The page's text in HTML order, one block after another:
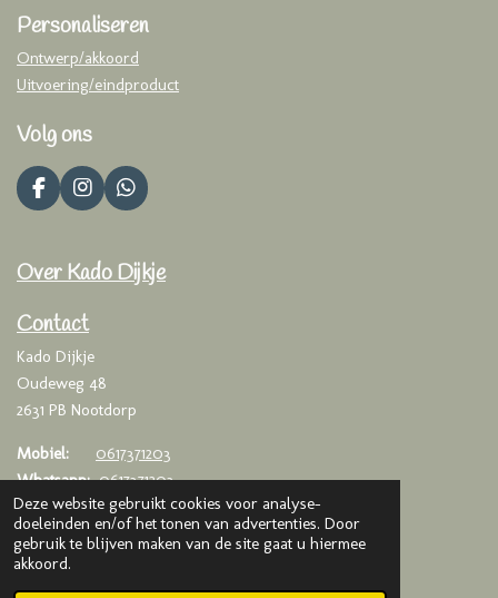
Deze website gebruikt cookies voor analyse-
doeleinden en/of het tonen van advertenties. Door
gebruik te blijven maken van de site gaat u hiermee
akkoord.
Personaliseren
Ontwerp/akkoord
Uitvoering/eindproduct
Volg ons
F
a
b
o
k
I
n
a
r
a
m
W
h
s
Over Kado Dijkje
Contact
Kado Dijkje
Oudeweg 48
2631 PB Nootdorp
Mobiel:
0617371203
Whatsapp:0617371203
Email:
info@kadodijkje.nl
KVK: 75993376